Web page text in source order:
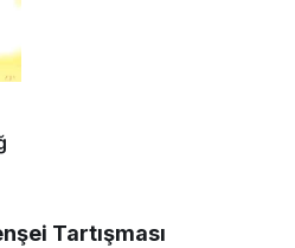
Tartışması